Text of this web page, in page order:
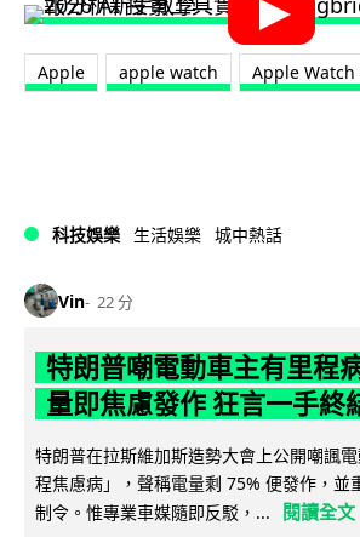
Apple apple watch Apple Watch
科技娛樂 生活娛樂 城中熱話
Vin 22 分
特朗普嘲電動車主有里程
量即焦慮發作 狂言一手終
特朗普在拉斯維加斯造勢大會上公開嘲諷
程焦慮病」，聲稱電量剩 75% 便發作，並
制令。惟專業車媒隨即反駁，...
閱讀全文